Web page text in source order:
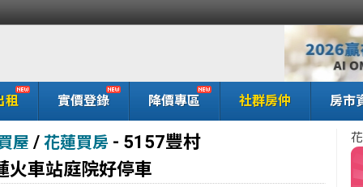
租 實價登錄 降價專區 社群房仲 房市
屋 / 花蓮買房 - 5157豐村
火車站庭院好停車